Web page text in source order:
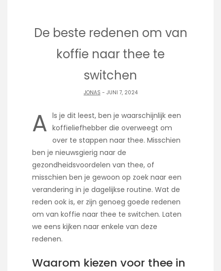
De beste redenen om van
koffie naar thee te
switchen
JONAS - JUNI 7, 2024
A ls je dit leest, ben je waarschijnlijk een
koffieliefhebber die overweegt om
over te stappen naar thee. Misschien
ben je nieuwsgierig naar de
gezondheidsvoordelen van thee, of
misschien ben je gewoon op zoek naar een
verandering in je dagelijkse routine. Wat de
reden ook is, er zijn genoeg goede redenen
om van koffie naar thee te switchen. Laten
we eens kijken naar enkele van deze
redenen.
Waarom kiezen voor thee in